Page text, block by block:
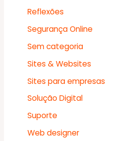
Reflexões
Segurança Online
Sem categoria
Sites & Websites
Sites para empresas
Solução Digital
Suporte
Web designer